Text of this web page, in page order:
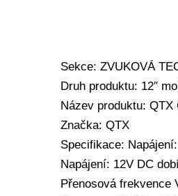
Sekce: ZVUKOVÁ
Druh produktu: 12″
Název produktu: QTX
Značka: QTX
Specifikace:
Napájení: 12V DC
Přenosová frekvence